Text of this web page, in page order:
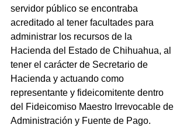
servidor público se encontraba
acreditado al tener facultades para
administrar los recursos de la
Hacienda del Estado de Chihuahua, al
tener el carácter de Secretario de
Hacienda y actuando como
representante y fideicomitente dentro
del Fideicomiso Maestro Irrevocable de
Administración y Fuente de Pago.